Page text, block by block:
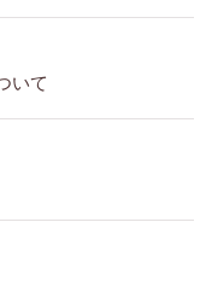
いて